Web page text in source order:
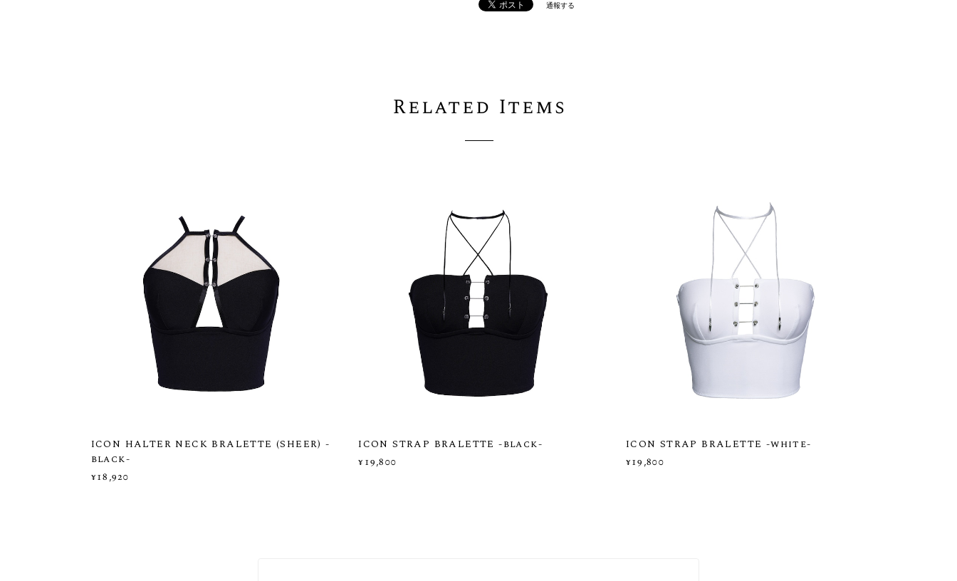
通報する
Related Items
ICON HALTER NECK BRALETTE (SHEER) -
black-
¥18,920
ICON STRAP BRALETTE -black-
¥19,800
ICON STRAP BRALETTE -white-
¥19,800